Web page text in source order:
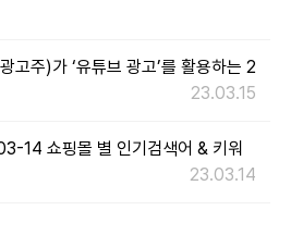
고주)가 ‘유튜브 광고’를 활용하는 2
23.03.15
14 쇼핑몰 별 인기검색어 & 키워
23.03.14